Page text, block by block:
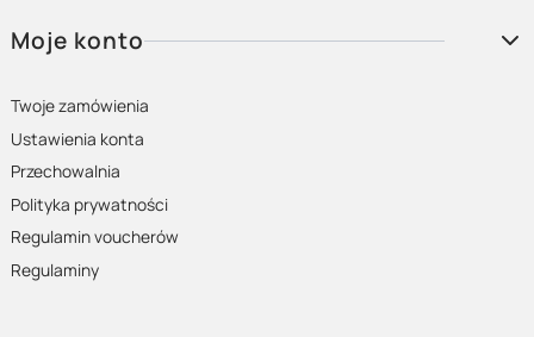
Moje konto
Twoje zamówienia
Ustawienia konta
Przechowalnia
Polityka prywatności
Regulamin voucherów
Regulaminy